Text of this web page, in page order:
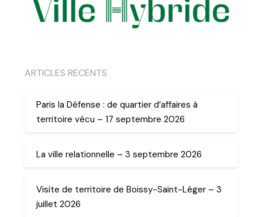
ARTICLES RECENTS
Paris la Défense : de quartier d’affaires à
territoire vécu – 17 septembre 2026
La ville relationnelle – 3 septembre 2026
Visite de territoire de Boissy-Saint-Léger – 3
juillet 2026